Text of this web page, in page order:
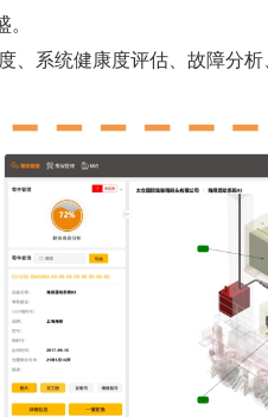
系统健康度评估、故障分